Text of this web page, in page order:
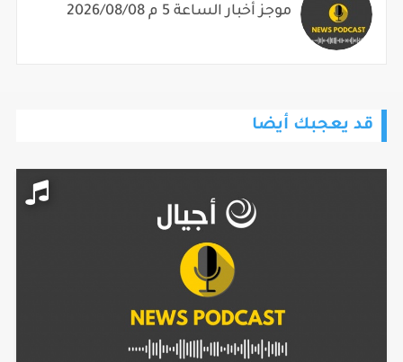
موجز أخبار الساعة 5 م 2026/08/08
قد يعجبك أيضا